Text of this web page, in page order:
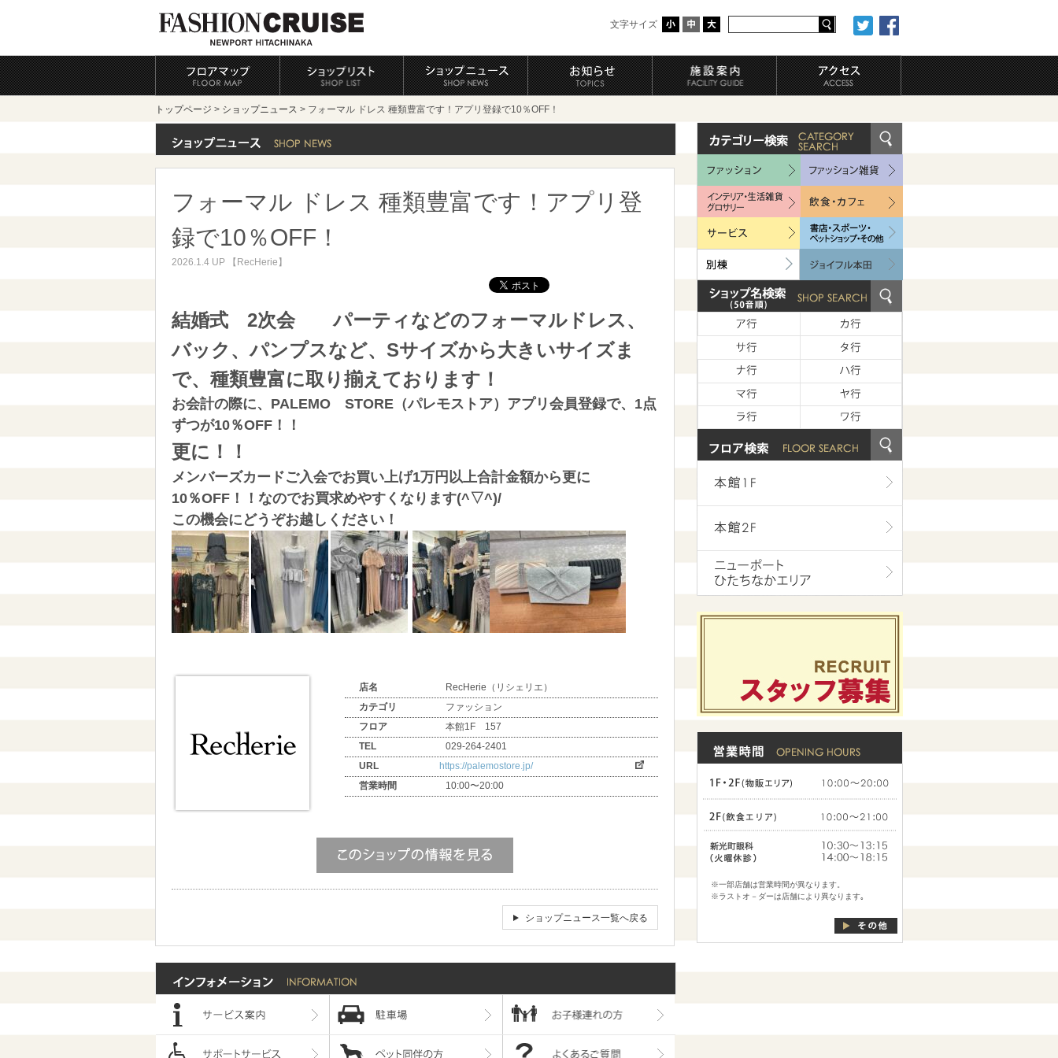
文字サイズ
トップページ > ショップニュース > フォーマル ドレス 種類豊富です！アプリ登録で10％OFF！
フォーマル ドレス 種類豊富です！アプリ登
録で10％OFF！
2026.1.4 UP 【RecHerie】
結婚式 2次会 パーティなどのフォーマルドレス、
バック、パンプスなど、Sサイズから大きいサイズま
で、種類豊富に取り揃えております！
お会計の際に、PALEMO STORE（パレモストア）アプリ会員登録で、1点
ずつが10％OFF！！
更に！！
メンバーズカードご入会でお買い上げ1万円以上合計金額から更に
10％OFF！！なのでお買求めやすくなります(^▽^)/
この機会にどうぞお越しください！
店名
RecHerie（リシェリエ）
カテゴリ
ファッション
フロア
本館1F 157
TEL
029-264-2401
URL
https://palemostore.jp/
営業時間
10:00〜20:00
ショップニュース一覧へ戻る
※一部店舗は営業時間が異なります。
※ラストオ－ダーは店舗により異なります｡